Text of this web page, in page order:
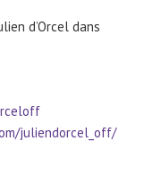
d’Orcel dans
juliendorcel_off/